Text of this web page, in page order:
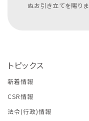
ぬお引き立てを賜り
トピックス
新着情報
CSR情報
法令(行政)情報